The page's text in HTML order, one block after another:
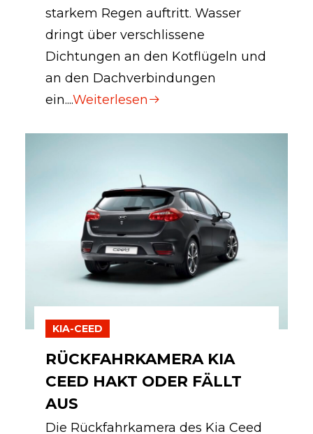
starkem Regen auftritt. Wasser
dringt über verschlissene
Dichtungen an den Kotflügeln und
an den Dachverbindungen
ein....Weiterlesen
KIA-CEED
RÜCKFAHRKAMERA KIA
CEED HAKT ODER FÄLLT
AUS
Die Rückfahrkamera des Kia Ceed